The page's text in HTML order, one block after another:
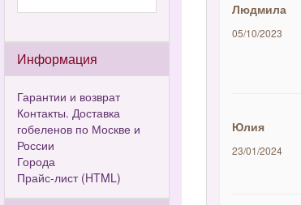
Информация
Гарантии и возврат
Контакты. Доставка
гобеленов по Москве и
России
Города
Прайс-лист (HTML)
Людмила
05/10/2023
Юлия
23/01/2024